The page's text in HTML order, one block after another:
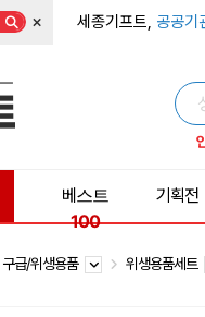
× 세종기프트, 공공기
베스트
100
기획전
구급/위생용품 위생용품세트